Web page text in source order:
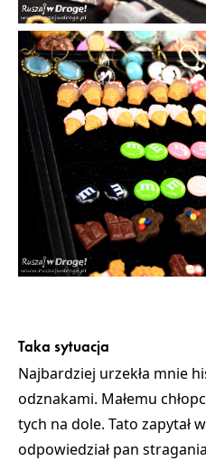
Taka sytuacja
Najbardziej urzekła mnie
odznakami. Małemu
tych na dole. Tato zapytał
odpowiedział pan